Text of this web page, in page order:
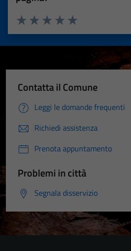
Valuta 5 stelle su 5
Valuta 4 stelle su 5
Valuta 3 stelle su 5
Valuta 2 stelle su 5
Valuta 1 stelle su 5
Contatta il Comune
Leggi le domande frequenti
Richiedi assistenza
Prenota appuntamento
Problemi in città
Segnala disservizio